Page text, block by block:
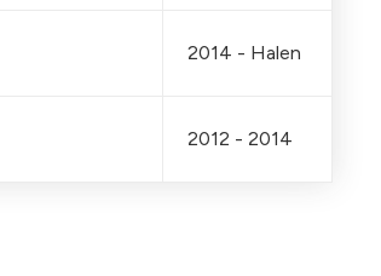
2014 - Halen
2012 - 2014